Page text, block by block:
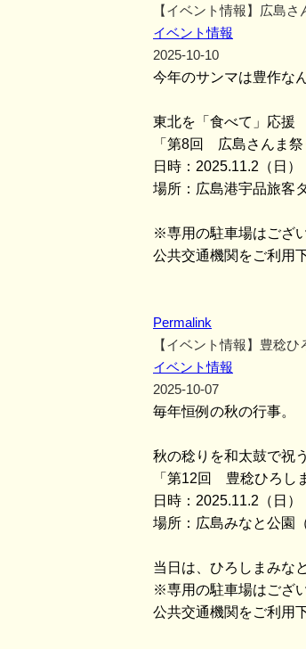
【イベント情報】広島さ
イベント情報
2025-10-10
今年のサンマは豊作な
東北を「食べて」応援
「第8回 広島さんま祭
日時：2025.11.2（日
場所：広島港宇品旅客
※専用の駐車場はござ
公共交通機関をご利用
Permalink
【イベント情報】豊稔
イベント情報
2025-10-07
毎年恒例の秋の行事。
秋の稔りを和太鼓で祝
「第12回 豊稔ひろし
日時：2025.11.2（日
場所：広島みなと公園
当日は、ひろしまみな
※専用の駐車場はござ
公共交通機関をご利用